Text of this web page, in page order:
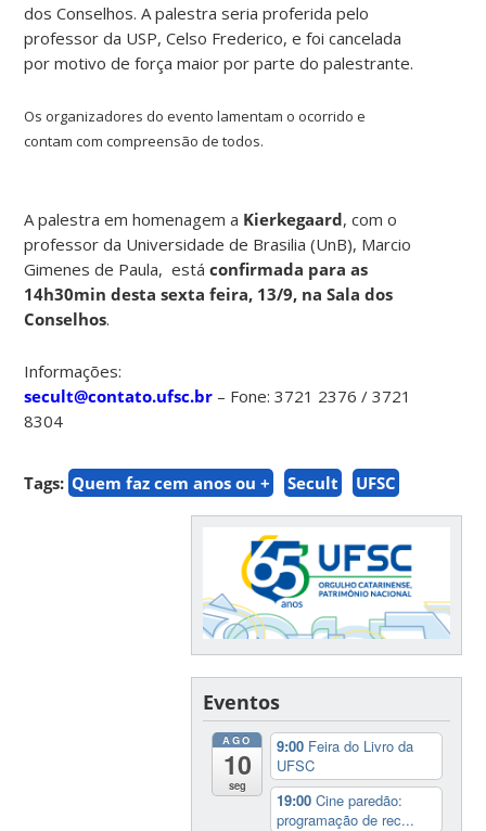
dos Conselhos. A palestra seria proferida pelo
professor da USP, Celso Frederico, e foi cancelada
por motivo de força maior por parte do palestrante.
Os organizadores do evento lamentam o ocorrido e
contam com compreensão de todos.
A palestra em homenagem a Kierkegaard, com o
professor da Universidade de Brasilia (UnB), Marcio
Gimenes de Paula, estáconfirmada para as
14h30min desta sexta feira, 13/9, na Sala dos
Conselhos.
Informações:
secult@contato.ufsc.br – Fone: 3721 2376 / 3721
8304
Tags: Quem faz cem anos ou + Secult UFSC
Eventos
AGO
10
seg
9:00 Feira do Livro da
UFSC
19:00Cine paredão:
programação de rec...